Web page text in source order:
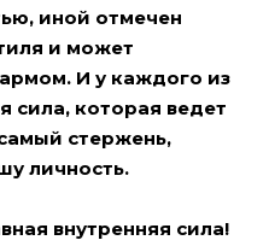
иной отмечен
и может
И у каждого из
сила, которая ведет
стержень,
личность.
внутренняя сила!